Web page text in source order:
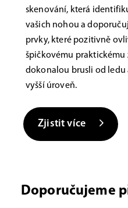
skenování, která
vašich nohou a
prvky, které pozitivně
špičkovému
dokonalou brusli od ledu
vyšší úroveň.
Zjistit více
Doporučujeme